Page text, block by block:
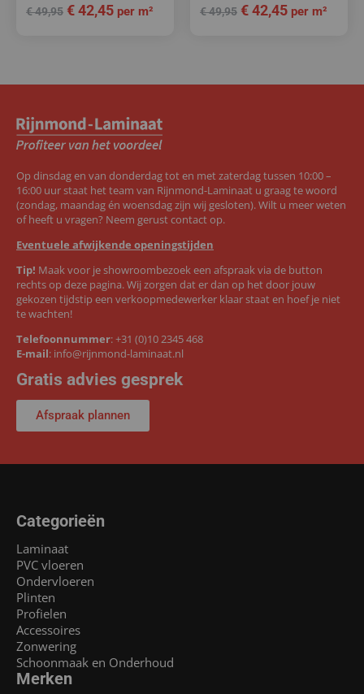
€49,95 €42,45 per m² €49,95 €42,45 per m²
Op dinsdag en van donderdag tot en met zaterdag tussen 10:00 –
16:00 uur staat het team van Rijnmond-Laminaat u graag te woord
(zondag, maandag én woensdag zijn wij gesloten). Wilt u meer weten
of heeft u vragen? Neem gerust contact op.
Eventuele afwijkende openingstijden
Tip! Maak voor je showroombezoek een afspraak via de button
rechts op deze pagina. Wij zorgen dat er dan op het door jouw
gekozen tijdstip een verkoopmedewerker klaar staat en hoef je niet
te wachten!
Telefoonnummer:+31 (0)10 2345 468
E-mail: info@rijnmond-laminaat.nl
Gratis advies gesprek
Afspraak plannen
Categorieën
Laminaat
PVC vloeren
Ondervloeren
Plinten
Profielen
Accessoires
Zonwering
Schoonmaak en Onderhoud
Merken